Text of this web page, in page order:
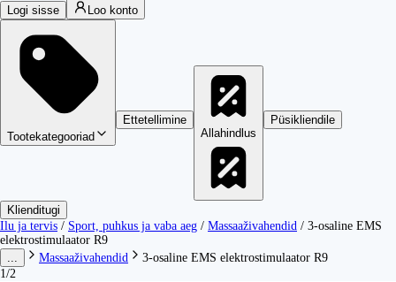
Logi sisse Loo konto
Tootekategooriad
Ettetellimine
Allahindlus
Püsikliendile
Klienditugi
Ilu ja tervis / Sport, puhkus ja vaba aeg / Massaaživahendid / 3-osaline EMS
elektrostimulaator R9
Massaaživahendid
3-osaline EMS elektrostimulaator R9
1/2